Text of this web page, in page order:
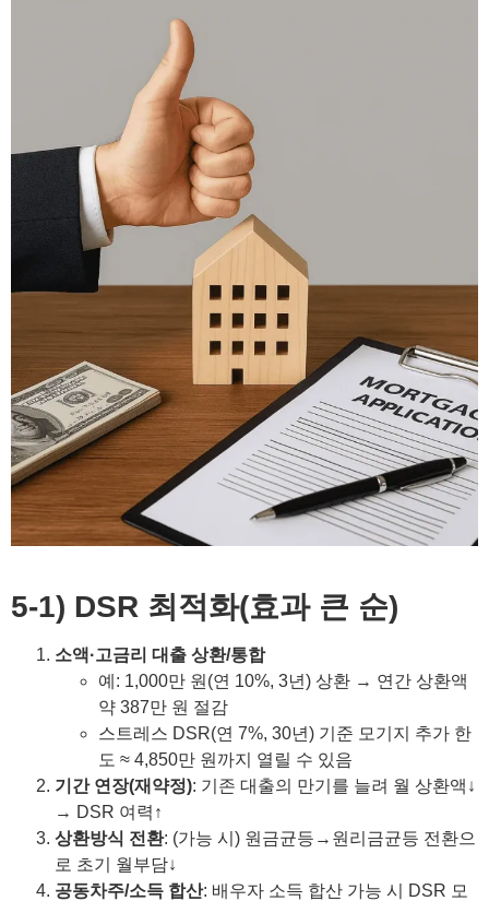
5-1) DSR 최적화(효과 큰 순)
소액·고금리 대출 상환/통합
예: 1,000만 원(연 10%, 3년) 상환 → 연간 상환액
약 387만 원 절감
스트레스 DSR(연 7%, 30년) 기준 모기지 추가 한
도 ≈ 4,850만 원까지 열릴 수 있음
기간 연장(재약정): 기존 대출의 만기를 늘려 월 상환액↓
→ DSR 여력↑
상환방식 전환: (가능 시) 원금균등→원리금균등 전환으
로 초기 월부담↓
공동차주/소득 합산: 배우자 소득 합산 가능 시 DSR 모